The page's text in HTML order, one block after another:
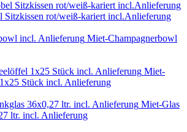
Sitzkissen rot/weiß-kariert incl.Anlieferung
Miet-Champagnerbowl
Miet-
Stück incl. Anlieferung
Miet-Glas
ltr. incl. Anlieferung